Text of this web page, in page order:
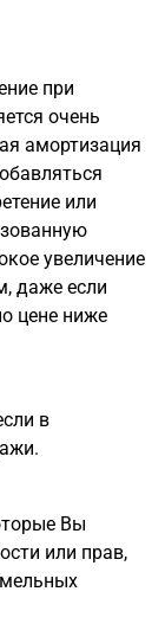
при
очень
амортизация
или
увеличение
даже если
цене ниже
в
Вы
или прав,